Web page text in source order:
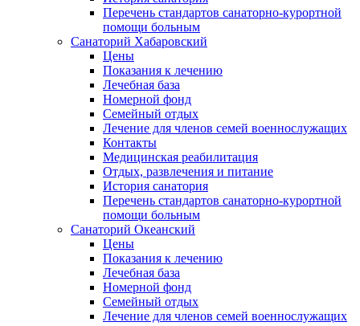
Перечень стандартов санаторно-курортной
помощи больным
Санаторий Хабаровский
Цены
Показания к лечению
Лечебная база
Номерной фонд
Семейный отдых
Лечение для членов семей военнослужащих
Контакты
Медицинская реабилитация
Отдых, развлечения и питание
История санатория
Перечень стандартов санаторно-курортной
помощи больным
Санаторий Океанский
Цены
Показания к лечению
Лечебная база
Номерной фонд
Семейный отдых
Лечение для членов семей военнослужащих